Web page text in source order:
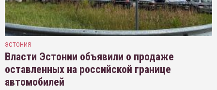
ЭСТОНИЯ
Власти Эстонии объявили о продаже
оставленных на российской границе
автомобилей